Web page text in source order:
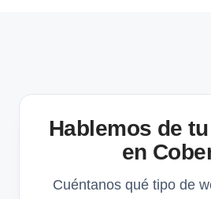
Hablemos de
en
Cuéntanos qué tipo de